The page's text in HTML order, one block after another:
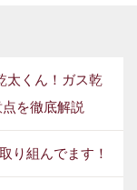
太くん！ガス乾
を徹底解説
り組んでます！